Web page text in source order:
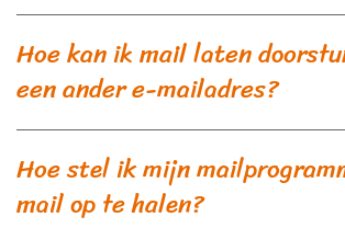
Hoe kan ik mail laten
een ander e-mailadres?
Hoe stel ik mijn
mail op te halen?